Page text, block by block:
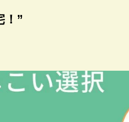
！”